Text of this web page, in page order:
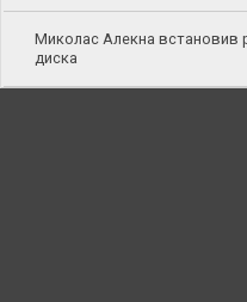
Миколас Алекна встановив
диска